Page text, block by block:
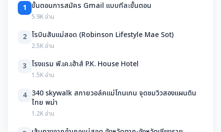
1 ขั้นตอนการสมัคร Gmail แบบทีละขั้นตอน
5.9K อ่าน
2 โรบินสันแม่สอด (Robinson Lifestyle Mae Sot)
2.5K อ่าน
3 โรงแรม พี.เค.เฮ้าส์ P.K. House Hotel
1.5K อ่าน
4 340 skywalk สกายวอล์คแม่โกนเกน จุดชมวิวสองแผนดิน
ไทย พม่า
1.2K อ่าน